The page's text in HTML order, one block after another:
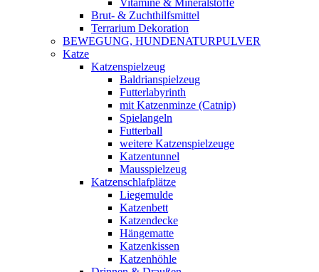
Vitamine & Mineralstoffe
Brut- & Zuchthilfsmittel
Terrarium Dekoration
BEWEGUNG, HUNDENATURPULVER
Katze
Katzenspielzeug
Baldrianspielzeug
Futterlabyrinth
mit Katzenminze (Catnip)
Spielangeln
Futterball
weitere Katzenspielzeuge
Katzentunnel
Mausspielzeug
Katzenschlafplätze
Liegemulde
Katzenbett
Katzendecke
Hängematte
Katzenkissen
Katzenhöhle